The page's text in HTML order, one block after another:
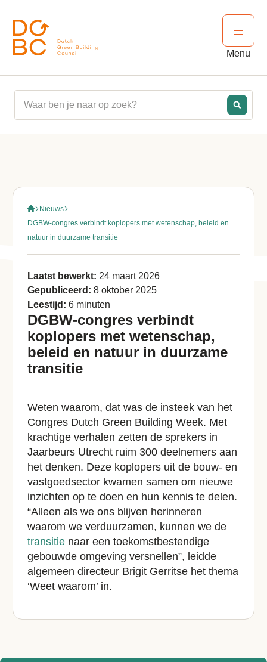
Open
Menu
Nieuws
DGBW-congres verbindt koplopers met wetenschap, beleid en
natuur in duurzame transitie
Laatst bewerkt: 24 maart 2026
Gepubliceerd:8 oktober 2025
Leestijd:6 minuten
DGBW-congres verbindt
koplopers met wetenschap,
beleid en natuur in duurzame
transitie
Weten waarom, dat was de insteek van het
Congres Dutch Green Building Week. Met
krachtige verhalen zetten de sprekers in
Jaarbeurs Utrecht ruim 300 deelnemers aan
het denken. Deze koplopers uit de bouw- en
vastgoedsector kwamen samen om nieuwe
inzichten op te doen en hun kennis te delen.
“Alleen als we ons blijven herinneren
waarom we verduurzamen, kunnen we de
transitie naar een toekomstbestendige
gebouwde omgeving versnellen”, leidde
algemeen directeur Brigit Gerritse het thema
‘Weet waarom’ in.